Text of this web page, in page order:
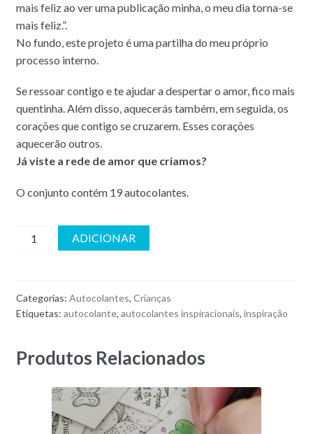
mais feliz ao ver uma publicação minha, o meu dia torna-se
mais feliz.”.
No fundo, este projeto é uma partilha do meu próprio
processo interno.
Se ressoar contigo e te ajudar a despertar o amor, fico mais
quentinha. Além disso, aquecerás também, em seguida, os
corações que contigo se cruzarem. Esses corações
aquecerão outros.
Já viste a rede de amor que criamos?
O conjunto contém 19 autocolantes.
AutocolantesADICIONAR
Categorias: Autocolantes, Crianças
Etiquetas: autocolante, autocolantes inspiracionais, inspiração
Produtos Relacionados